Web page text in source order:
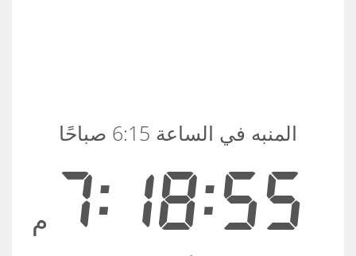
7:18:55 م
المنبه في الساعة 6:15 صباحًا